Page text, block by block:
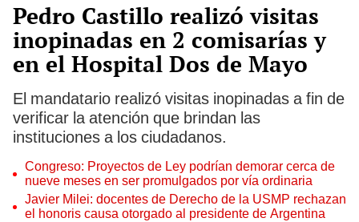
Pedro Castillo realizó visitas
inopinadas en 2 comisarías y
en el Hospital Dos de Mayo
El mandatario realizó visitas inopinadas a fin de
verificar la atención que brindan las
instituciones a los ciudadanos.
Congreso: Proyectos de Ley podrían demorar cerca de
nueve meses en ser promulgados por vía ordinaria
Javier Milei: docentes de Derecho de la USMP rechazan
el honoris causa otorgado al presidente de Argentina